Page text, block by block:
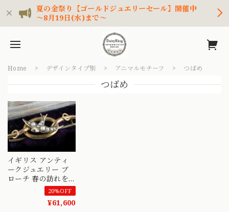
夏の金祭り【ゴールドジュエリーセール】開催中
～8月19日(水)まで～
Home デザインタイプ別 アニマルモチーフ つばめ
つばめ
イギリス アンティ
ークジュエリー ブ
ローチ 春の訪れを
知らせるハッピーア
イテム つばめ モチ
ーフ DBR00063
20%OFF
¥61,600